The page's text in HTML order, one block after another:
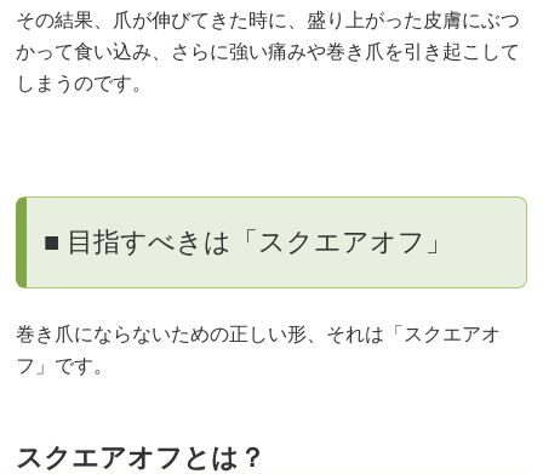
その結果、爪が伸びてきた時に、盛り上がった皮膚にぶつ
かって食い込み、さらに強い痛みや巻き爪を引き起こして
しまうのです。
■ 目指すべきは「スクエアオフ」
巻き爪にならないための正しい形、それは「スクエアオ
フ」です。
スクエアオフとは？